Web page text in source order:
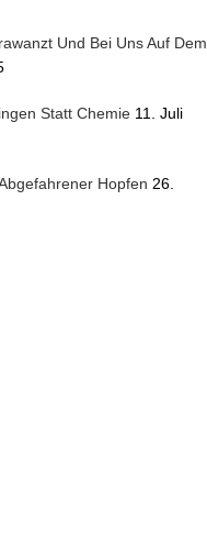
Und Bei Uns Auf Dem
Statt Chemie 11. Juli
Hopfen 26.